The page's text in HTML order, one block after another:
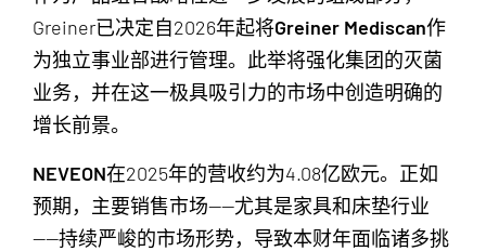
Greiner已决定自2026年起将Greiner Mediscan作
为独立事业部进行管理。此举将强化集团的灭菌
业务，并在这一极具吸引力的市场中创造明确的
增长前景。
NEVEON在2025年的营收约为4.08亿欧元。正如
预期，主要销售市场——尤其是家具和床垫行业
——持续严峻的市场形势，导致本财年面临诸多挑